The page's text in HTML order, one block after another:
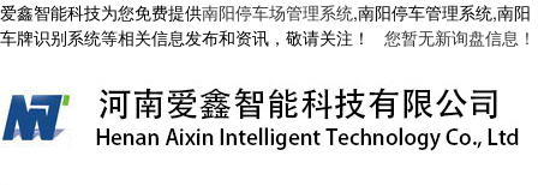
爱鑫智能科技为您免费提供南阳停车场管理系统,南阳停车管理系统,南阳
车牌识别系统等相关信息发布和资讯，敬请关注！ 您暂无新询盘信息！